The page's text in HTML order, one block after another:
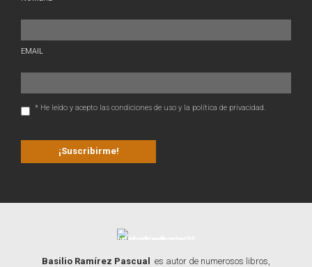
EMAIL
* He leído y acepto las condiciones de uso y la política de privacidad.
Basilio Ramírez Pascual es autor de numerosos libros,